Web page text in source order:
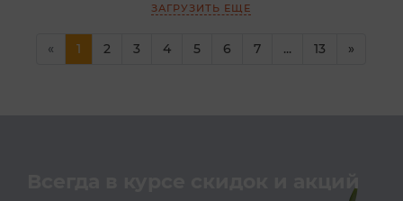
ЗАГРУЗИТЬ ЕЩЕ
« 1(current)
2 3 4 5 6 7 ... (current)
13 »
Всегда в курсе скидок и акций